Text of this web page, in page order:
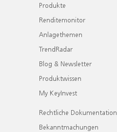
Produkte
Renditemonitor
Anlagethemen
TrendRadar
Blog & Newsletter
Produktwissen
My KeyInvest
Rechtliche Dokumentation
Bekanntmachungen